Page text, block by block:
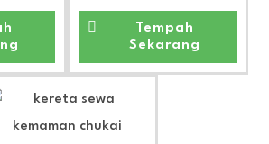
Tempah
Sekarang